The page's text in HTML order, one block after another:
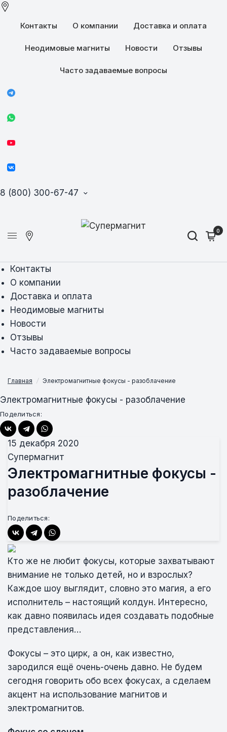
Контакты О компании Доставка и оплата
Неодимовые магниты Новости Отзывы
Часто задаваемые вопросы
8 (800) 300-67-47
0
Контакты
О компании
Доставка и оплата
Неодимовые магниты
Новости
Отзывы
Часто задаваемые вопросы
Главная / Электромагнитные фокусы - разоблачение
Электромагнитные фокусы - разоблачение
Поделиться:
15 декабря 2020
Супермагнит
Электромагнитные фокусы -
разоблачение
Поделиться:
Кто же не любит фокусы, которые захватывают
внимание не только детей, но и взрослых?
Каждое шоу выглядит, словно это магия, а его
исполнитель – настоящий колдун. Интересно,
как давно появилась идея создавать подобные
представления…
Фокусы – это цирк, а он, как известно,
зародился ещё очень-очень давно. Не будем
сегодня говорить обо всех фокусах, а сделаем
акцент на использование магнитов и
электромагнитов.